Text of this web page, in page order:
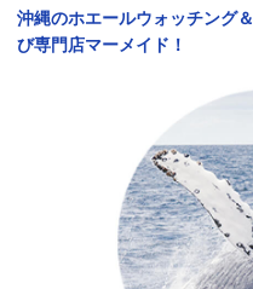
沖縄のホエールウォッチング＆
び専門店マーメイド！